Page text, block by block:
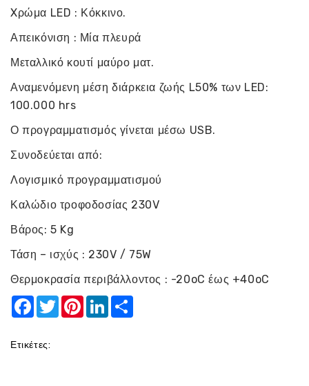
Xρώμα LED : Κόκκινο.
Απεικόνιση : Μία πλευρά
Μεταλλικό κουτί μαύρο ματ.
Αναμενόμενη μέση διάρκεια ζωής L50% των LED:
100.000 hrs
Ο προγραμματισμός γίνεται μέσω USB.
Συνοδεύεται από:
Λογισμικό προγραμματισμού
Καλώδιο τροφοδοσίας 230V
Βάρος: 5 Kg
Τάση – ισχύς : 230V / 75W
Θερμοκρασία περιβάλλοντος : -20oC έως +40oC
Facebook
TwitterPinterestLinkedIn
Ετικέτες: